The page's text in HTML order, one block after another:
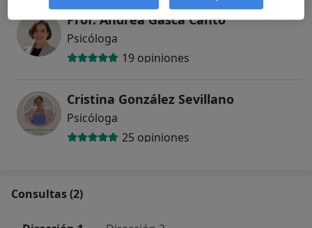
Prof. Andrea Gasca Canto
Psicóloga
19 opiniones
Cristina González Sevillano
Psicóloga
25 opiniones
Consultas (2)